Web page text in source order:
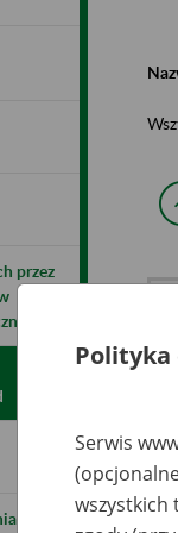
przez
do
Polityka
Serwis
wszystkich